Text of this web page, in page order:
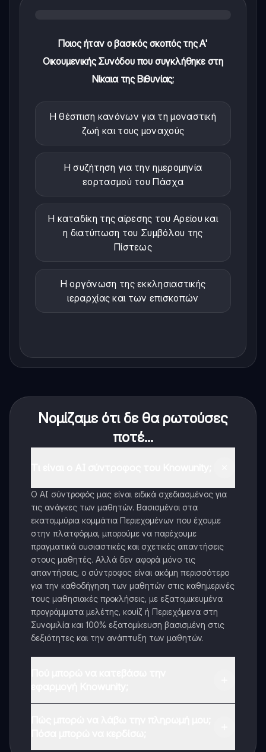
Ποιος ήταν ο βασικός σκοπός της Α'
Οικουμενικής Συνόδου που συγκλήθηκε στη
Νίκαια της Βιθυνίας;
Η θέσπιση κανόνων για τη μοναστική
ζωή και τους μοναχούς
Η συζήτηση για την ημερομηνία
εορτασμού του Πάσχα
Η καταδίκη της αίρεσης του Αρείου και
η διατύπωση του Συμβόλου της
Πίστεως
Η οργάνωση της εκκλησιαστικής
ιεραρχίας και των επισκοπών
Νομίζαμε ότι δε θα ρωτούσες
ποτέ...
Ο AI σύντροφός μας είναι ειδικά σχεδιασμένος για
τις ανάγκες των μαθητών. Βασισμένοι στα
εκατομμύρια κομμάτια Περιεχομένων που έχουμε
στην πλατφόρμα, μπορούμε να παρέχουμε
πραγματικά ουσιαστικές και σχετικές απαντήσεις
στους μαθητές. Αλλά δεν αφορά μόνο τις
απαντήσεις, ο σύντροφος είναι ακόμη περισσότερο
για την καθοδήγηση των μαθητών στις καθημερινές
τους μαθησιακές προκλήσεις, με εξατομικευμένα
προγράμματα μελέτης, κουίζ ή Περιεχόμενα στη
Συνομιλία και 100% εξατομίκευση βασισμένη στις
δεξιότητες και την ανάπτυξη των μαθητών.